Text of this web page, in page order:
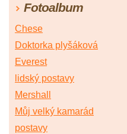
Fotoalbum
Chese
Doktorka plyšáková
Everest
lidský postavy
Mershall
Můj velký kamarád
postavy